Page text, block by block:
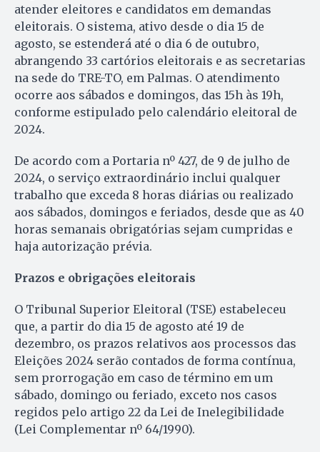
atender eleitores e candidatos em demandas
eleitorais. O sistema, ativo desde o dia 15 de
agosto, se estenderá até o dia 6 de outubro,
abrangendo 33 cartórios eleitorais e as secretarias
na sede do TRE-TO, em Palmas. O atendimento
ocorre aos sábados e domingos, das 15h às 19h,
conforme estipulado pelo calendário eleitoral de
2024.
De acordo com a Portaria nº 427, de 9 de julho de
2024, o serviço extraordinário inclui qualquer
trabalho que exceda 8 horas diárias ou realizado
aos sábados, domingos e feriados, desde que as 40
horas semanais obrigatórias sejam cumpridas e
haja autorização prévia.
Prazos e obrigações eleitorais
O Tribunal Superior Eleitoral (TSE) estabeleceu
que, a partir do dia 15 de agosto até 19 de
dezembro, os prazos relativos aos processos das
Eleições 2024 serão contados de forma contínua,
sem prorrogação em caso de término em um
sábado, domingo ou feriado, exceto nos casos
regidos pelo artigo 22 da Lei de Inelegibilidade
(Lei Complementar nº 64/1990).